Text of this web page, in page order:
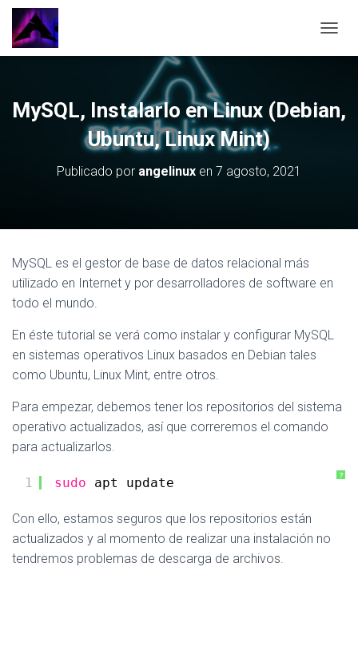
MySQL, Instalarlo en Linux (Debian,
Ubuntu, Linux Mint)
Publicado por angelinux en 7 agosto, 2021
MySQL es el gestor de base de datos relacional más
utilizado en Internet y por desarrolladores de software en
todo el mundo.
En éste tutorial se verá como instalar y configurar MySQL
en sistemas operativos Linux basados en Debian tales
como Ubuntu, Linux Mint, entre otros.
Para empezar, debemos tener los repositorios del sistema
operativo actualizados, así que correremos el comando
para actualizarlos.
?
1 sudo apt update
Con ello, estamos seguros que los repositorios están
actualizados y al momento de realizar una instalación no
tendremos problemas de descarga de archivos.